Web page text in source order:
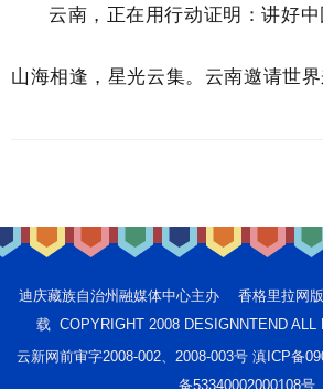
云南，正在用行动证明：讲好
山海相逢，星光云集。云南邀请世
迪庆藏族自治州融媒体中心主办 香格里拉网
载 COPYRIGHT 2008 DESIGNNTEND ALL
云新网前审字2008-002、2008-003号 滇ICP备
备53340002000108号